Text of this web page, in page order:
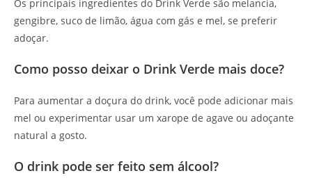
Os principais ingredientes do Drink Verde são melancia,
gengibre, suco de limão, água com gás e mel, se preferir
adoçar.
Como posso deixar o Drink Verde mais doce?
Para aumentar a doçura do drink, você pode adicionar mais
mel ou experimentar usar um xarope de agave ou adoçante
natural a gosto.
O drink pode ser feito sem álcool?